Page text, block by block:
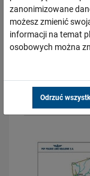
Mapa
w Polsce
Polskie
zanonimizowane
możesz zmienić
informacji na temat
osobowych można
Odrzuć